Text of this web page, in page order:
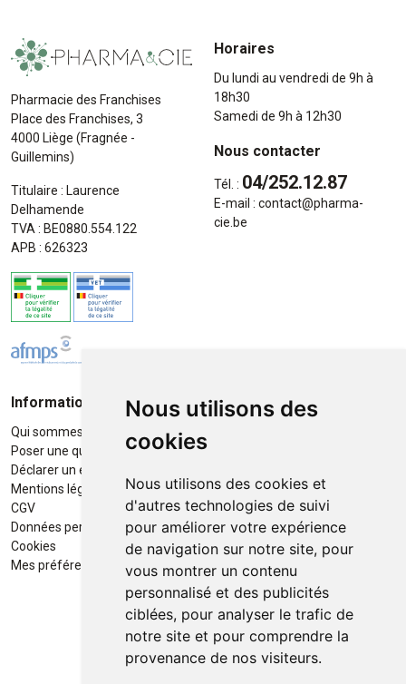
Nous utilisons des
cookies
Nous utilisons des cookies et
d'autres technologies de suivi
pour améliorer votre expérience
de navigation sur notre site, pour
vous montrer un contenu
personnalisé et des publicités
ciblées, pour analyser le trafic de
notre site et pour comprendre la
provenance de nos visiteurs.
Pharmacie des Franchises
Place des Franchises, 3
4000 Liège (Fragnée -
Guillemins)
Titulaire : Laurence
Delhamende
TVA : BE0880.554.122
APB : 626323
Horaires
Du lundi au vendredi de 9h à
18h30
Samedi de 9h à 12h30
Nous contacter
Tél. : 04/252.12.87
E-mail : contact@pharma-
cie.be
Informations
Qui sommes-nous ?
Poser une question
Déclarer un effet indésirable
Mentions légales
CGV
Données personnelles
Cookies
Mes préférences Cookies
Moyens de paiement
Retrait / Livraison
Retrait à la pharmacie en Click
Livraison cyclo-urbaines à Liège
avec :